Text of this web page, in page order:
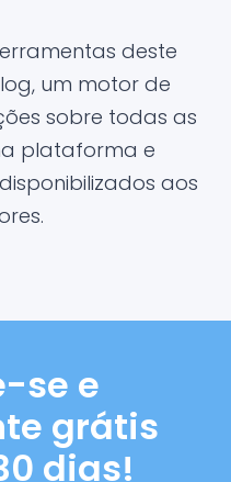
deste
um motor de
sobre todas as
plataforma e
aos
se e
grátis
dias!